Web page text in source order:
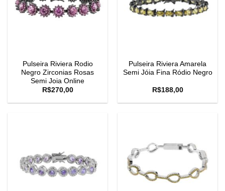
Pulseira Riviera Rodio
Negro Zirconias Rosas
Semi Joia Online
R$270,00
Pulseira Riviera Amarela
Semi Jóia Fina Ródio Negro
R$188,00